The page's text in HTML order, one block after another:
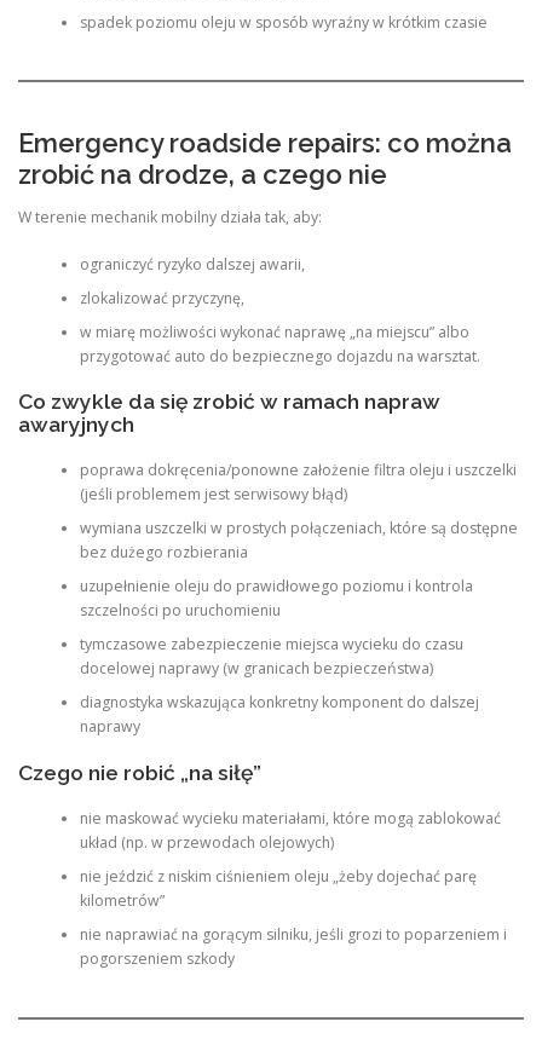
spadek poziomu oleju w sposób wyraźny w krótkim czasie
Emergency roadside repairs: co można
zrobić na drodze, a czego nie
W terenie mechanik mobilny działa tak, aby:
ograniczyć ryzyko dalszej awarii,
zlokalizować przyczynę,
w miarę możliwości wykonać naprawę „na miejscu” albo
przygotować auto do bezpiecznego dojazdu na warsztat.
Co zwykle da się zrobić w ramach napraw
awaryjnych
poprawa dokręcenia/ponowne założenie filtra oleju i uszczelki
(jeśli problemem jest serwisowy błąd)
wymiana uszczelki w prostych połączeniach, które są dostępne
bez dużego rozbierania
uzupełnienie oleju do prawidłowego poziomu i kontrola
szczelności po uruchomieniu
tymczasowe zabezpieczenie miejsca wycieku do czasu
docelowej naprawy (w granicach bezpieczeństwa)
diagnostyka wskazująca konkretny komponent do dalszej
naprawy
Czego nie robić „na siłę”
nie maskować wycieku materiałami, które mogą zablokować
układ (np. w przewodach olejowych)
nie jeździć z niskim ciśnieniem oleju „żeby dojechać parę
kilometrów”
nie naprawiać na gorącym silniku, jeśli grozi to poparzeniem i
pogorszeniem szkody